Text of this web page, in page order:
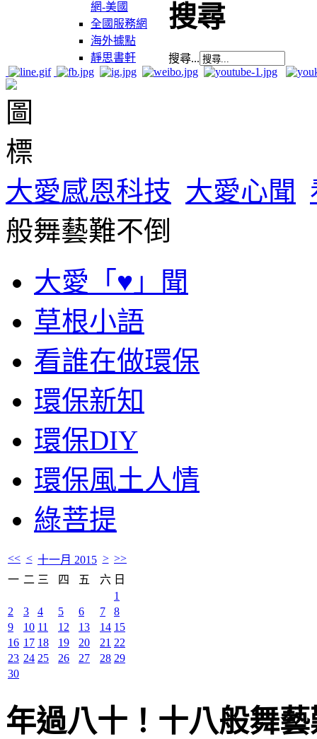
網-美國
全國服務網
海外據點
靜思書軒
搜尋
搜尋...
大愛感恩科技 大愛心聞
般舞藝難不倒
大愛「♥」聞
草根小語
看誰在做環保
環保新知
環保DIY
環保風土人情
綠菩提
<< < 十一月 2015 > >>
一 二 三 四 五 六 日
1
2
3 4 5 6 7
8
9
10 11 12 13 14 15
16 17 18 19 20 21 22
23 24 25 26 27 28 29
30
年過八十！十八般舞